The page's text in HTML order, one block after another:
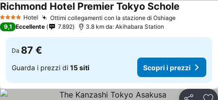
4 Stelle Hotel Ottimi collegamenti con la stazione di Oshiage
Richmond Hotel Premier Tokyo Schole
9,1 Eccellente 7.892 3.8 km da: Akihabara Station
Da 87 €
Guarda i prezzi di 15 siti Scopri i prezzi